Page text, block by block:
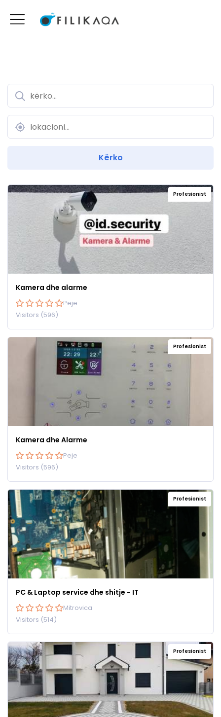
Profesionist
Kamera dhe alarme
Peje
Visitors (596)
Profesionist
Kamera dhe Alarme
Peje
Visitors (596)
Profesionist
PC & Laptop service dhe shitje - IT
Mitrovica
Visitors (514)
Profesionist